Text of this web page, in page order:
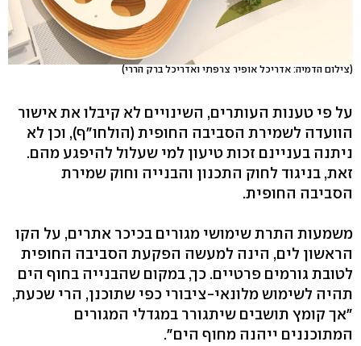
(צילום הדמיה: אדריכל אופיר צרפתי ואדריכל ברק הררי)
על פי טענות העותרים, השינויים לא קיבלו את אישור
הוועדה לשמירת הסביבה החופית (הולחו"ף), וכן לא
ניתנה בעניינם זכות טיעון למי שעלול להיפגע מהם.
זאת, בניגוד לחוק התכנון והבנייה וחוק שמירת
הסביבה החופית.
משמעות התרת שימושי מגורים בכיכר אתרים, על הקו
הראשון לים, הינה למעשה הפקעת הסביבה החופית
לטובת גורמים פרטיים. כך, במקום שהבנייה בחוף הים
תהיה לשימוש מלונאי-ציבורי כפי שתוכנן, הרי שכעת,
"אך קומץ תושבים שיתגורר במגדלי המגורים
המתוכננים ייהנה מחוף הים".